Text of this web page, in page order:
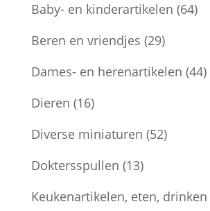
Baby- en kinderartikelen (64)
Beren en vriendjes (29)
Dames- en herenartikelen (44)
Dieren (16)
Diverse miniaturen (52)
Doktersspullen (13)
Keukenartikelen, eten, drinken